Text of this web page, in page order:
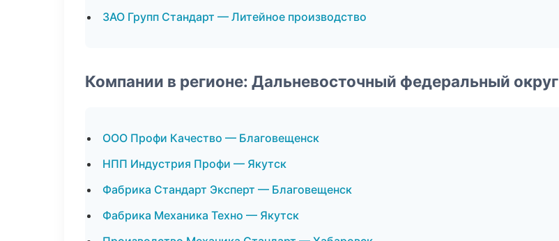
ЗАО Групп Стандарт — Литейное производство
Компании в регионе: Дальневосточный федеральный округ
ООО Профи Качество — Благовещенск
НПП Индустрия Профи — Якутск
Фабрика Стандарт Эксперт — Благовещенск
Фабрика Механика Техно — Якутск